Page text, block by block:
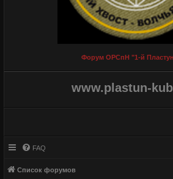
Форум ОРСпН "1-й
www.plastun-
FAQ
Список форумов